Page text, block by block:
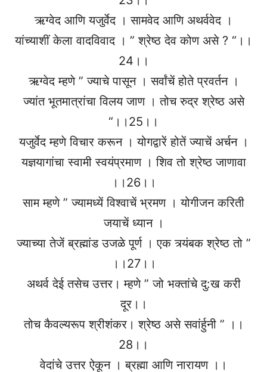
ऋग्वेद आणि यजुर्वेद । सामवेद आणि अथर्ववेद ।
यांच्याशीं केला वादविवाद । ” श्रेष्ठ देव कोण असे ? “।।
24।।
ऋग्वेद म्हणे ” ज्याचे पासून । सर्वांचें होते प्रवर्तन ।
ज्यांत भूतमात्रांचा विलय जाण । तोच रुद्र श्रेष्ठ असे
“।।25।।
यजुर्वेद म्हणे विचार करून । योगद्वारें होतें ज्याचें अर्चन ।
यज्ञयागांचा स्वामी स्वयंप्रमाण । शिव तो श्रेष्ठ जाणावा
।।26।।
साम म्हणे ” ज्यामध्यें विश्वाचें भ्रमण । योगीजन करिती
जयाचें ध्यान ।
ज्याच्या तेजें ब्रह्मांड उजळे पूर्ण । एक त्र्यंबक श्रेष्ठ तो ”
।।27।।
अथर्व देई तसेच उत्तर। म्हणे ” जो भक्तांचे दु:ख करी
दूर।।
तोच कैवल्यरूप श्रीशंकर। श्रेष्ठ असे सवांर्हुनी ” ।।
28।।
वेदांचे उत्तर ऐकून । ब्रह्मा आणि नारायण ।।